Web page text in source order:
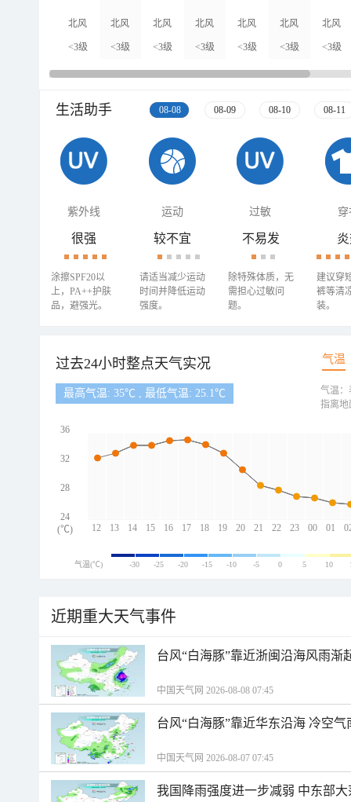
北风
<3级
北风
<3级
北风
<3级
北风
<3级
北风
<3级
北风
<3级
北风
<3级
生活助手 08-08 08-09 08-10 08-11
紫外线 运动 过敏 穿
很强
涂擦SPF20以
上，PA++护肤
品，避强光。
较不宜
请适当减少运动
时间并降低运动
强度。
不易发
除特殊体质，无
需担心过敏问
题。
建议穿
裤等清
装。
过去24小时整点天气实况 气温
最高气温: 35℃ , 最低气温: 25.1℃
12 13 14 15 16 17 18 19 20 21 22 23 00 01
36
32
28
24
(℃)
气温：
指离地
气温(℃) -30 -25 -20 -15 -10 -5 0 5 10
近期重大天气事件
台风“白海豚”靠近浙闽沿海风雨渐
中国天气网 2026-08-08 07:45
台风“白海豚”靠近华东沿海 冷空
中国天气网 2026-08-07 07:45
我国降雨强度进一步减弱 中东部